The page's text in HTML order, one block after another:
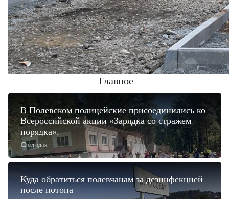
Главное
сегодня
В Полевском полицейские присоединились ко
Всероссийской акции «Зарядка со стражем
порядка».
Куда обратиться полевчанам за дезинфекцией
после потопа